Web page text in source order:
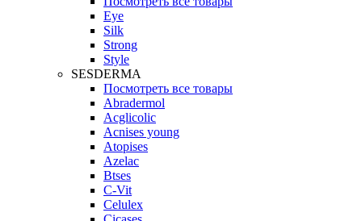
Eye
Silk
Strong
Style
SESDERMA
Посмотреть все товары
Abradermol
Acglicolic
Acnises young
Atopises
Azelac
Btses
C-Vit
Celulex